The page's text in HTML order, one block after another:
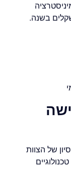
בשנה.
של הצוות